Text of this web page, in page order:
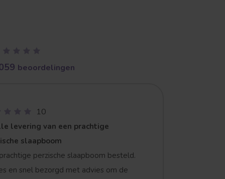
beoordelingen
10
levering van een prachtige
slaapboom
perzische slaapboom besteld.
en snel bezorgd met advies om de